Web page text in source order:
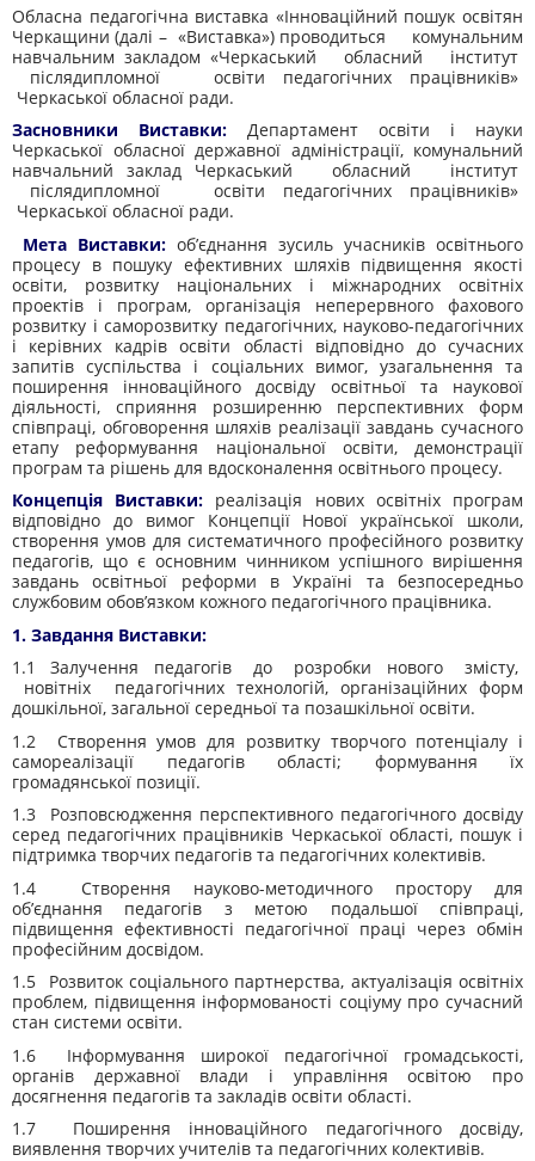
Обласна педагогічна виставка «Інноваційний пошук освітян
Черкащини (далі – «Виставка») проводиться комунальним
навчальним закладом «Черкаський обласний інститут
післядипломної освіти педагогічних працівників»
Черкаської обласної ради.
Засновники Виставки: Департамент освіти і науки
Черкаської обласної державної адміністрації, комунальний
навчальний заклад Черкаський обласний інститут
післядипломної освіти педагогічних працівників»
Черкаської обласної ради.
Мета Виставки: об’єднання зусиль учасників освітнього
процесу в пошуку ефективних шляхів підвищення якості
освіти, розвитку національних і міжнародних освітніх
проектів і програм, організація неперервного фахового
розвитку і саморозвитку педагогічних, науково-педагогічних
і керівних кадрів освіти області відповідно до сучасних
запитів суспільства і соціальних вимог, узагальнення та
поширення інноваційного досвіду освітньої та наукової
діяльності, сприяння розширенню перспективних форм
співпраці, обговорення шляхів реалізації завдань сучасного
етапу реформування національної освіти, демонстрації
програм та рішень для вдосконалення освітнього процесу.
Концепція Виставки: реалізація нових освітніх програм
відповідно до вимог Концепції Нової української школи,
створення умов для систематичного професійного розвитку
педагогів, що є основним чинником успішного вирішення
завдань освітньої реформи в Україні та безпосередньо
службовим обов’язком кожного педагогічного працівника.
1. Завдання Виставки:
1.1 Залучення педагогів до розробки нового змісту,
новітніх педагогічних технологій, організаційних форм
дошкільної, загальної середньої та позашкільної освіти.
1.2 Створення умов для розвитку творчого потенціалу і
самореалізації педагогів області; формування їх
громадянської позиції.
1.3 Розповсюдження перспективного педагогічного досвіду
серед педагогічних працівників Черкаської області, пошук і
підтримка творчих педагогів та педагогічних колективів.
1.4 Створення науково-методичного простору для
об’єднання педагогів з метою подальшої співпраці,
підвищення ефективності педагогічної праці через обмін
професійним досвідом.
1.5 Розвиток соціального партнерства, актуалізація освітніх
проблем, підвищення інформованості соціуму про сучасний
стан системи освіти.
1.6 Інформування широкої педагогічної громадськості,
органів державної влади і управління освітою про
досягнення педагогів та закладів освіти області.
1.7 Поширення інноваційного педагогічного досвіду,
виявлення творчих учителів та педагогічних колективів.